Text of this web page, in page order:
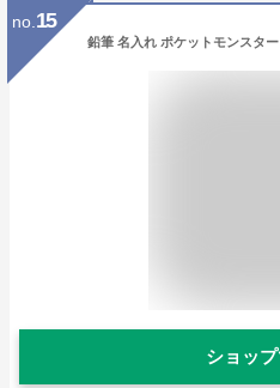
no. 15
ショッ